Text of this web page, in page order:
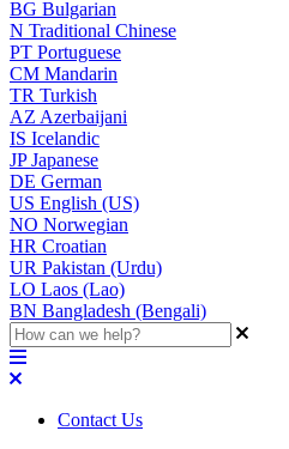
BG Bulgarian
N Traditional Chinese
PT Portuguese
CM Mandarin
TR Turkish
AZ Azerbaijani
IS Icelandic
JPJapanese
DE German
US English (US)
NO Norwegian
HR Croatian
UR Pakistan (Urdu)
LO Laos (Lao)
BN Bangladesh (Bengali)
Contact Us